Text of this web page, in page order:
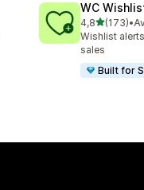
WC
4,8de 5(173)
173 total de
•
Wishlist
sales
Built for